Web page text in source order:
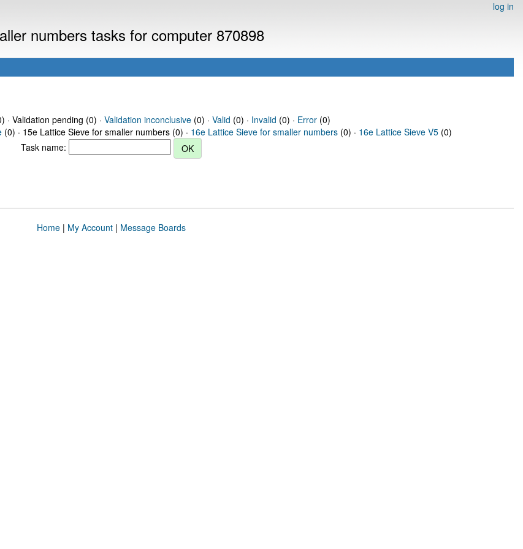
log in
numbers tasks for computer 870898
· Validation pending (0) · Validation inconclusive(0) · Valid (0) · Invalid (0) · Error(0)
(0) · 15e Lattice Sieve for smaller numbers (0) · 16e Lattice Sieve for smaller numbers (0) · 16e Lattice Sieve V5 (0)
Task name:
Home| My Account| Message Boards